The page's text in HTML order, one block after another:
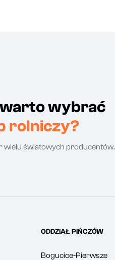
wybrać
rolniczy?
wielu światowych producentów.
ODDZIAŁ PIŃCZÓW
Bogucice-Pierwsze